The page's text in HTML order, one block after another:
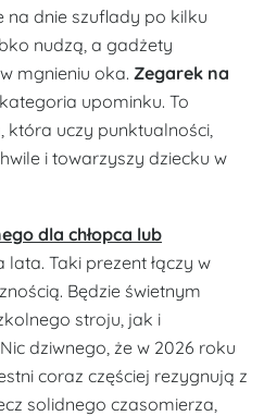
na dnie szuflady po kilku
nudzą, a gadżety
mgnieniu oka. Zegarek na
upominku. To
uczy punktualności,
i towarzyszy dziecku w
dla chłopca lub
lata. Taki prezent łączy w
Będzie świetnym
stroju, jak i
dziwnego, że w 2026 roku
coraz częściej rezygnują z
solidnego czasomierza,